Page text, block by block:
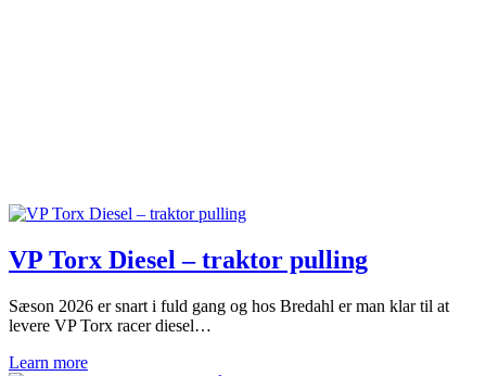
VP Torx Diesel – traktor pulling
Sæson 2026 er snart i fuld gang og hos Bredahl er man klar til at
levere VP Torx racer diesel…
Learn more